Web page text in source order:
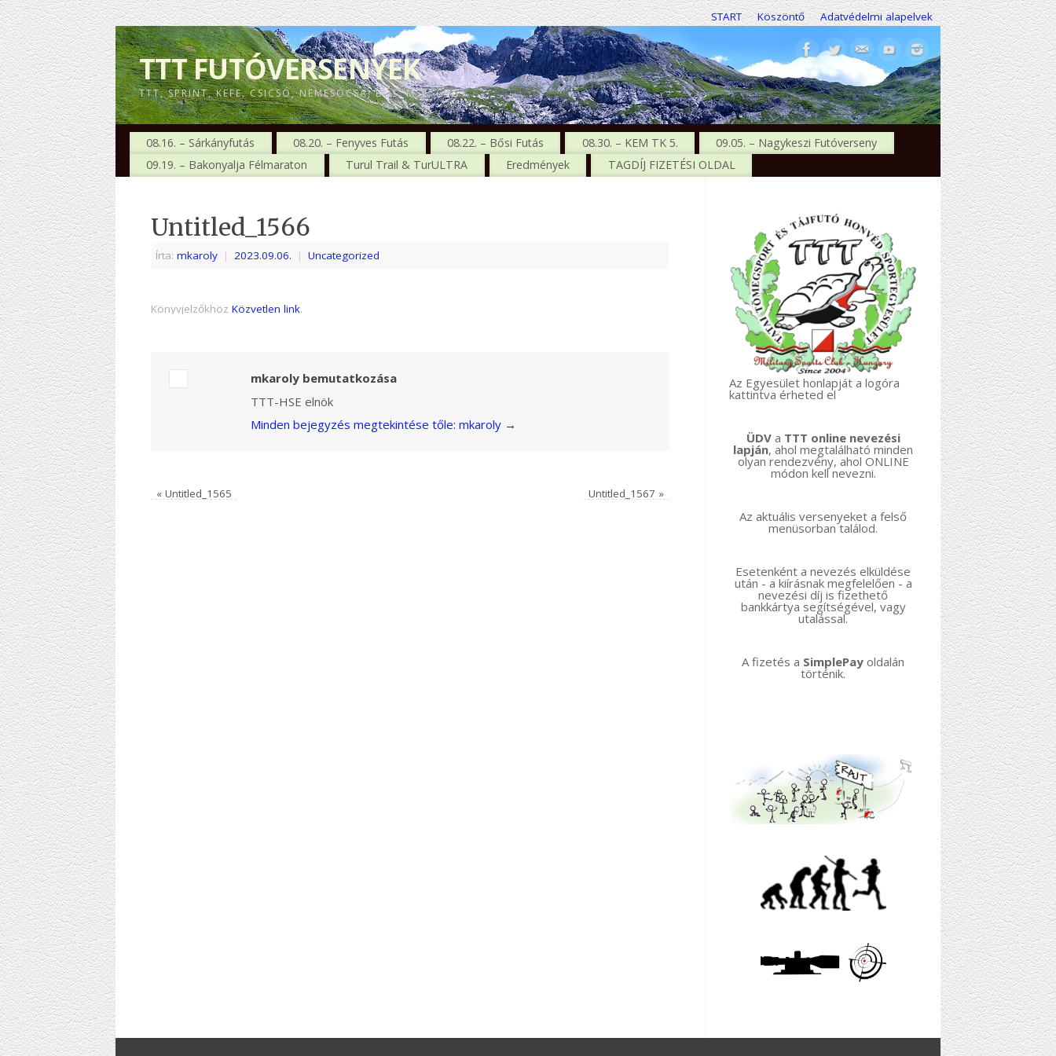
START Köszöntő Adatvédelmi alapelvek
TTT FUTÓVERSENYEK
TTT, SPRINT, KEFE, CSICSÓ, NEMESÓCSA, BŐS, MSE, GTC
08.16. – Sárkányfutás 08.20. – Fenyves Futás 08.22. – Bősi Futás 08.30. – KEM TK 5.
09.05. – Nagykeszi Futóverseny
09.19. – Bakonyalja Félmaraton
Turul Trail & TurULTRA Eredmények TAGDÍJ FIZETÉSI OLDAL
Untitled_1566
Írta: mkaroly | 2023.09.06. | Uncategorized
Könyvjelzőkhöz Közvetlen link.
mkaroly bemutatkozása
TTT-HSE elnök
Minden bejegyzés megtekintése tőle: mkaroly →
«Untitled_1565 Untitled_1567 »
Az Egyesület honlapját a logóra
kattintva érheted el
ÜDV a TTT online nevezési
lapján, ahol megtalálható minden
olyan rendezvény, ahol ONLINE
módon kell nevezni.
Az aktuális versenyeket a felső
menüsorban találod.
Esetenként a nevezés elküldése
után - a kiírásnak megfelelően - a
nevezési díj is fizethető
bankkártya segítségével, vagy
utalással.
A fizetés a SimplePay oldalán
történik.